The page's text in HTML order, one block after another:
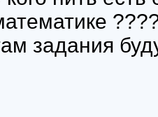
задания